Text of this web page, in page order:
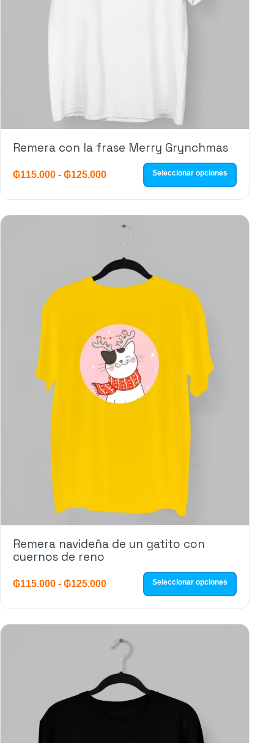
Remera con la frase Merry Grynchmas
₲115.000 - ₲125.000 Seleccionar opciones
Remera navideña de un gatito con
cuernos de reno
₲115.000 - ₲125.000 Seleccionar opciones